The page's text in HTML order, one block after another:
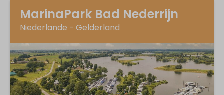
MarinaPark Bad Nederrijn
Niederlande - Gelderland